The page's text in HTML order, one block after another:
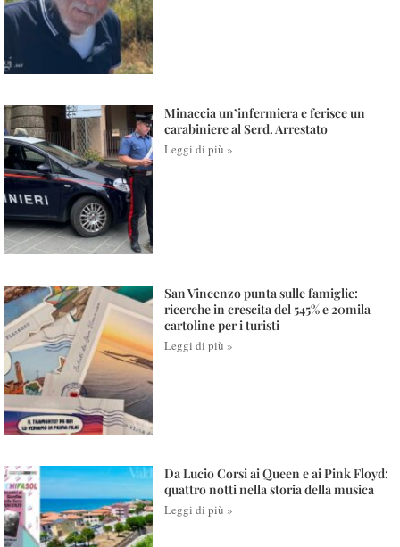
Minaccia un’infermiera e ferisce un
carabiniere al Serd. Arrestato
Leggi di più »
San Vincenzo punta sulle famiglie:
ricerche in crescita del 545% e 20mila
cartoline per i turisti
Leggi di più »
Da Lucio Corsi ai Queen e ai Pink Floyd:
quattro notti nella storia della musica
Leggi di più »